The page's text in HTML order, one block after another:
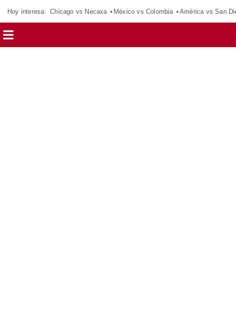
Hoy interesa: Chicago vs Necaxa México vs Colombia América vs San